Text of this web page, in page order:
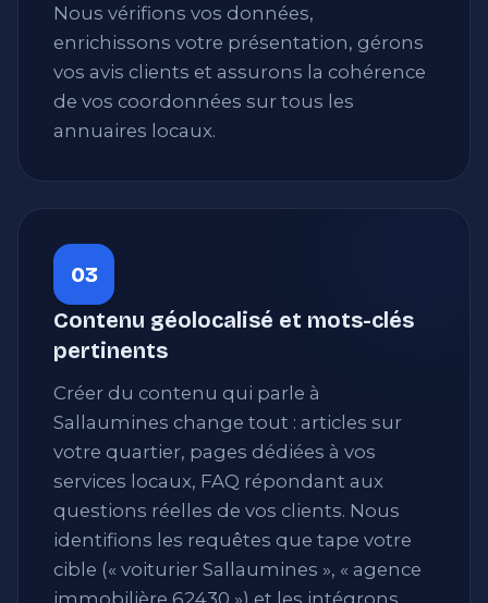
Nous vérifions vos données,
enrichissons votre présentation, gérons
vos avis clients et assurons la cohérence
de vos coordonnées sur tous les
annuaires locaux.
03
Contenu géolocalisé et mots-clés
pertinents
Créer du contenu qui parle à
Sallaumines change tout : articles sur
votre quartier, pages dédiées à vos
services locaux, FAQ répondant aux
questions réelles de vos clients. Nous
identifions les requêtes que tape votre
cible (« voiturier Sallaumines », « agence
immobilière 62430 ») et les intégrons